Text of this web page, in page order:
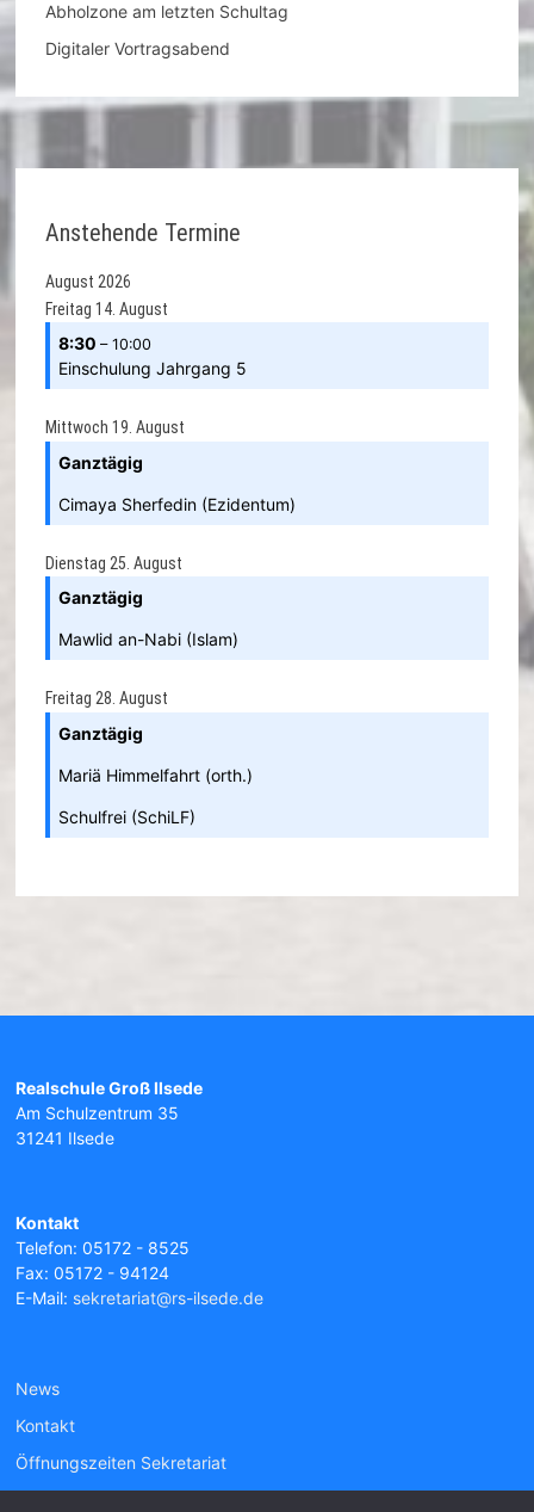
Abholzone am letzten Schultag
Digitaler Vortragsabend
Anstehende Termine
August 2026
Freitag 14. August
8:30– 10:00
Einschulung Jahrgang 5
Mittwoch 19. August
Ganztägig
Cimaya Sherfedin (Ezidentum)
Dienstag 25. August
Ganztägig
Mawlid an-Nabi (Islam)
Freitag 28. August
Ganztägig
Mariä Himmelfahrt (orth.)
Schulfrei (SchiLF)
Realschule Groß Ilsede
Am Schulzentrum 35
31241 Ilsede
Kontakt
Telefon: 05172 - 8525
Fax: 05172 - 94124
E-Mail: sekretariat@rs-ilsede.de
News
Kontakt
Öffnungszeiten Sekretariat